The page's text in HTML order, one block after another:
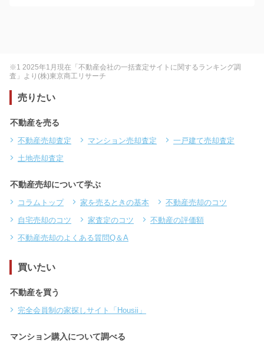
※1 2025年1月現在「不動産会社の一括査定サイトに関するランキング調
査」より(株)東京商工リサーチ
売りたい
不動産を売る
不動産売却査定 マンション売却査定
一戸建て売却査定
土地売却査定
不動産売却について学ぶ
コラムトップ 家を売るときの基本
不動産売却のコツ
自宅売却のコツ
家査定のコツ
不動産の評価額
不動産売却のよくある質問Q＆A
買いたい
不動産を買う
完全会員制の家探しサイト「Housii」
マンション購入について調べる